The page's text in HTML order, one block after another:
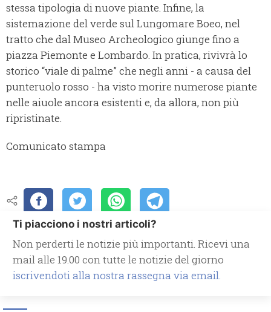
stessa tipologia di nuove piante. Infine, la
sistemazione del verde sul Lungomare Boeo, nel
tratto che dal Museo Archeologico giunge fino a
piazza Piemonte e Lombardo. In pratica, rivivrà lo
storico “viale di palme” che negli anni - a causa del
punteruolo rosso - ha visto morire numerose piante
nelle aiuole ancora esistenti e, da allora, non più
ripristinate.
Comunicato stampa
Ti piacciono i nostri articoli?
Non perderti le notizie più importanti. Ricevi una
mail alle 19.00 con tutte le notizie del giorno
iscrivendoti alla nostra rassegna via email.